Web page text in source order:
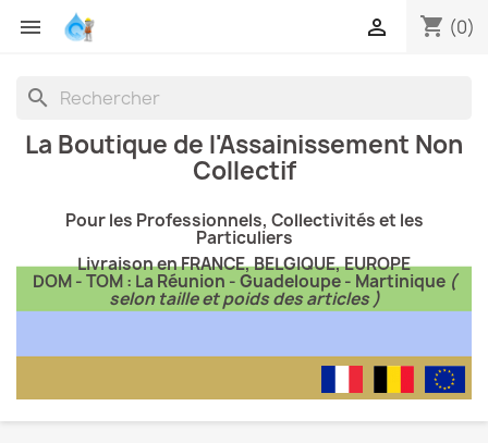
 shopping_cart (0)

search
La Boutique de l'Assainissement Non
Collectif
Pour les Professionnels, Collectivités et les
Particuliers
Livraison en FRANCE, BELGIQUE, EUROPE
DOM - TOM : La Réunion - Guadeloupe - Martinique(
selon taille et poids des articles )